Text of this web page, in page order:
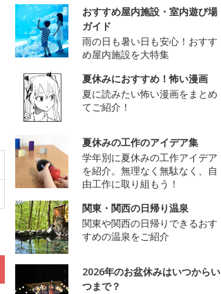
おすすめ屋内施設・室内遊び場
ガイド
雨の日も暑い日も安心！おすす
め屋内施設を大特集
夏休みにおすすめ！怖い漫画
夏に読みたい怖い漫画をまとめ
てご紹介！
夏休みの工作のアイデア集
学年別に夏休みの工作アイデア
を紹介。無理なく無駄なく、自
由工作に取り組もう！
関東・関西の日帰り温泉
関東や関西の日帰りできるおす
すめの温泉をご紹介
2026年のお盆休みはいつからい
つまで？